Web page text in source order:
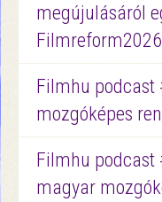
megújulásáról
Filmhu podcast
mozgóképes
Filmhu podcast
magyar